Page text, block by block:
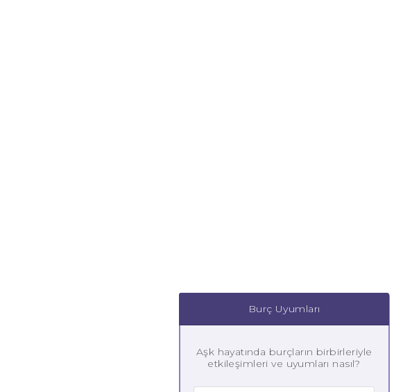
Burç Uyumları
Aşk hayatında burçların birbirleriyle
etkileşimleri ve uyumları nasıl?